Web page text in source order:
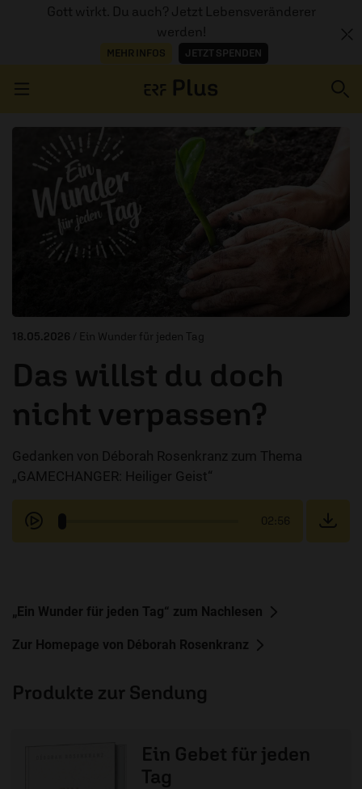
Gott wirkt. Du auch? Jetzt Lebensveränderer
werden!
MEHR INFOS JETZT SPENDEN
ERZÄHL MAL
AUDIOTHEK
PROGRAMM
18.05.2026 / Ein Wunder für jeden Tag
Das willst du doch
nicht verpassen?
Gedanken von Déborah Rosenkranz zum Thema
„GAMECHANGER: Heiliger Geist“
02:56
„Ein Wunder für jeden Tag“ zum Nachlesen
Zur Homepage von Déborah Rosenkranz
Produkte zur Sendung
Ein Gebet für jeden
Tag